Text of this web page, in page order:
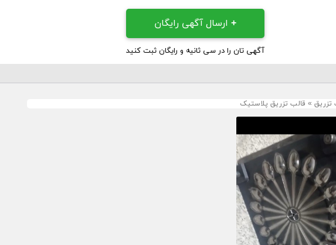
+ارسال آگهی رایگان
آگهی تان را در سی ثانیه و رایگان ثبت کنید
تزریق » قالب تزریق پلاستیک